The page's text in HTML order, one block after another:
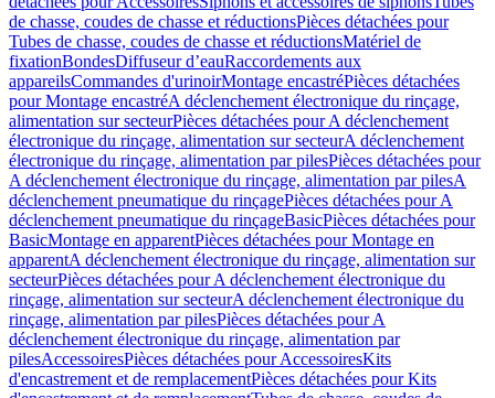
de chasse, coudes de chasse et réductionsPièces détachées pour
Tubes de chasse, coudes de chasse et réductionsMatériel de
fixationBondesDiffuseur d’eauRaccordements aux
appareilsCommandes d'urinoirMontage encastréPièces détachées
pour Montage encastréA déclenchement électronique du rinçage,
alimentation sur secteurPièces détachées pour A déclenchement
électronique du rinçage, alimentation sur secteurA déclenchement
électronique du rinçage, alimentation par pilesPièces détachées pour
A déclenchement électronique du rinçage, alimentation par pilesA
déclenchement pneumatique du rinçagePièces détachées pour A
déclenchement pneumatique du rinçageBasicPièces détachées pour
BasicMontage en apparentPièces détachées pour Montage en
apparentA déclenchement électronique du rinçage, alimentation sur
secteurPièces détachées pour A déclenchement électronique du
rinçage, alimentation sur secteurA déclenchement électronique du
rinçage, alimentation par pilesPièces détachées pour A
déclenchement électronique du rinçage, alimentation par
pilesAccessoiresPièces détachées pour AccessoiresKits
d'encastrement et de remplacementPièces détachées pour Kits